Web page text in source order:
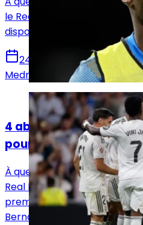
le Real Madrid a annoncé
disponibles avec deux
24 avril 2026
Medric Bouzermane
Actualités
4 absents dans le
pour affronter Alavés
À quelques heures de la
Real Madrid a dévoilé son
premier non-relégable de
Bernabéu à 21h30.